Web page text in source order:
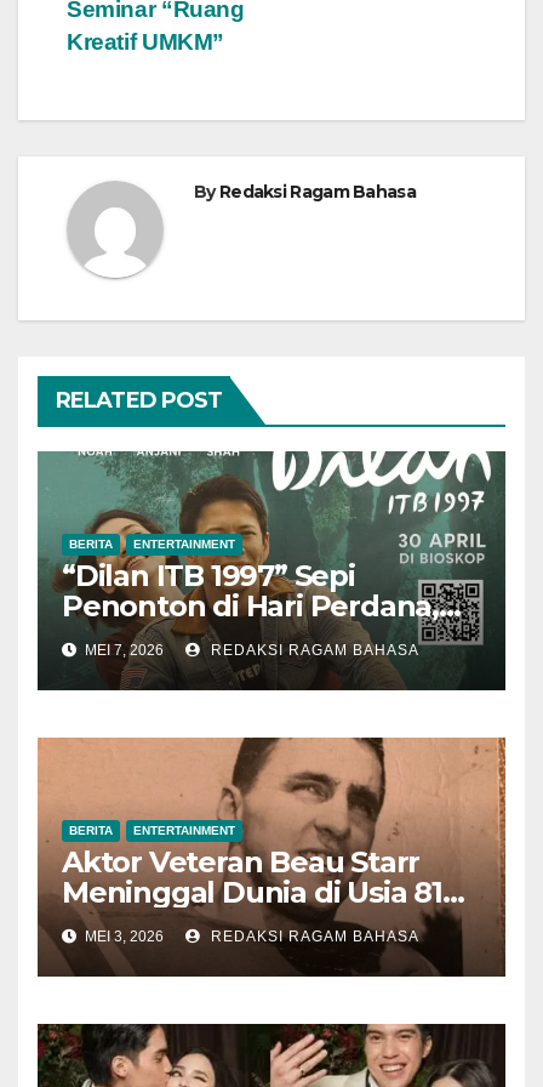
Seminar “Ruang
Kreatif UMKM”
ByRedaksi Ragam Bahasa
RELATED POST
BERITA ENTERTAINMENT
“Dilan ITB 1997” Sepi
Penonton di Hari Perdana,
Pengamat Nilai Cerita
Kurang Kuat
MEI 7, 2026 REDAKSI RAGAM BAHASA
BERITA ENTERTAINMENT
Aktor Veteran Beau Starr
Meninggal Dunia di Usia 81
Tahun
MEI 3, 2026 REDAKSI RAGAM BAHASA